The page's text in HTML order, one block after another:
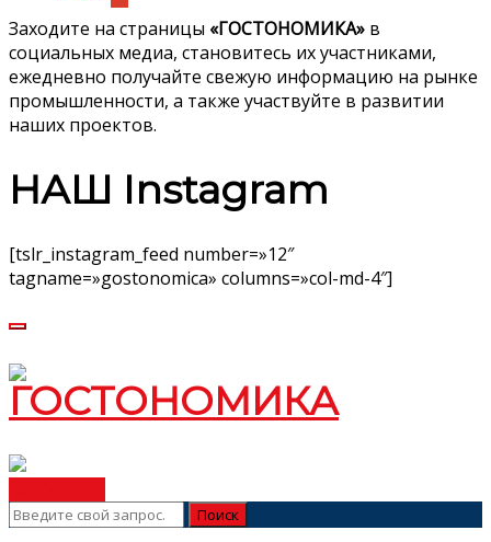
Заходите на страницы «ГОСТОНОМИКА» в
социальных медиа, становитесь их участниками,
ежедневно получайте свежую информацию на рынке
промышленности, а также участвуйте в развитии
наших проектов.
НАШ Instagram
[tslr_instagram_feed number=»12″
tagname=»gostonomica» columns=»col-md-4″]